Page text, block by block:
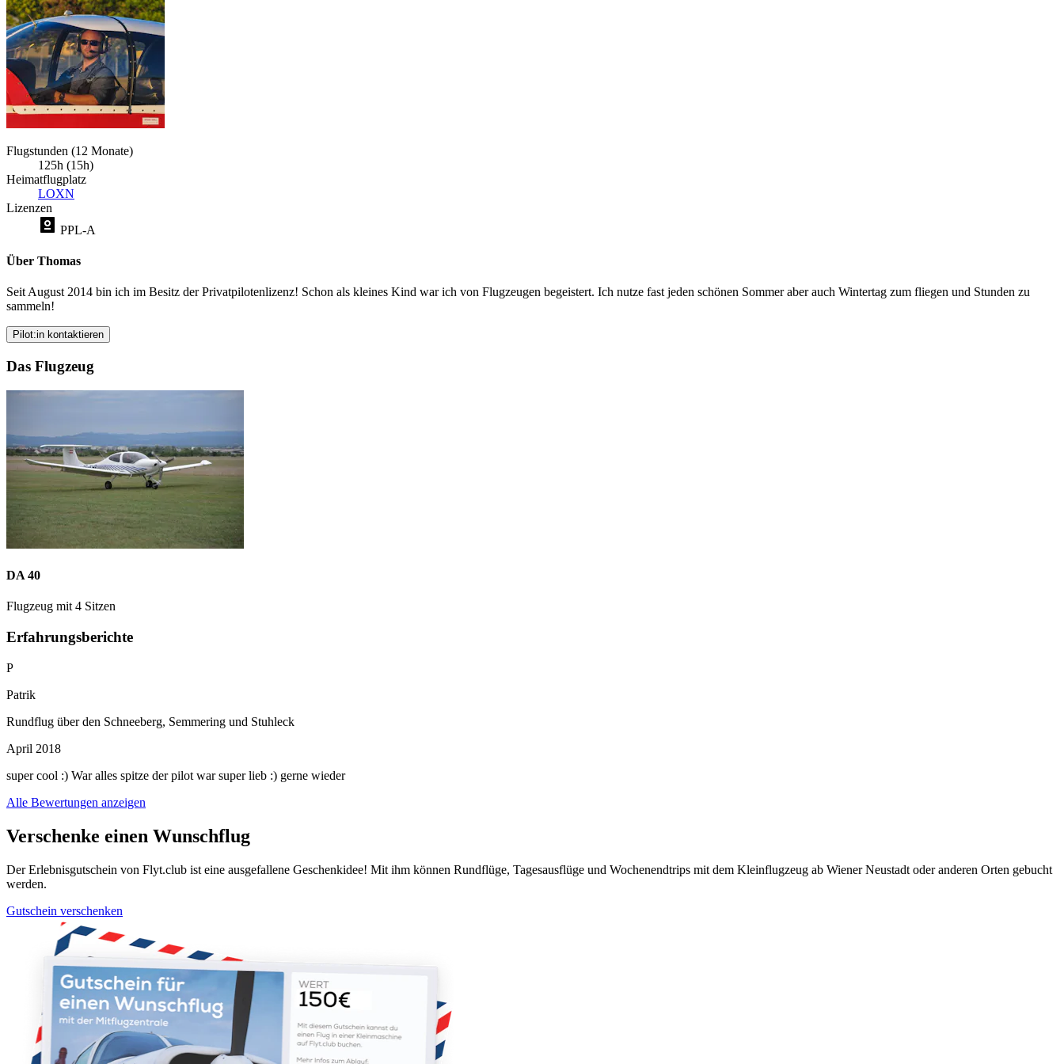
Flugstunden (12 Monate)
125h (15h)
Heimatflugplatz
LOXN
Lizenzen
PPL-A
Über Thomas
Seit August 2014 bin ich im Besitz der Privatpilotenlizenz! Schon als kleines Kind war ich von Flugzeugen begeistert. Ich nutze fast jeden schönen Sommer aber auch Wintertag zum fliegen und Stunden zu
sammeln!
Pilot:in kontaktieren
Das Flugzeug
DA 40
Flugzeug mit 4 Sitzen
Erfahrungsberichte
P
Patrik
Rundflug über den Schneeberg, Semmering und Stuhleck
April 2018
super cool :) War alles spitze der pilot war super lieb :) gerne wieder
Alle Bewertungen anzeigen
Verschenke einen Wunschflug
Der Erlebnisgutschein von Flyt.club ist eine ausgefallene Geschenkidee! Mit ihm können Rundflüge, Tagesausflüge und Wochenendtrips mit dem Kleinflugzeug ab Wiener Neustadt oder anderen Orten gebucht
werden.
Gutschein verschenken